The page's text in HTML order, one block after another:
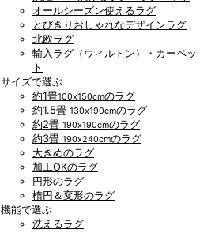
オールシーズン使えるラグ
とびきりおしゃれなデザインラグ
北欧ラグ
輸入ラグ（ウィルトン）・カーペッ
ト
サイズで選ぶ
約1畳100x150cmのラグ
約1.5畳 130x190cmのラグ
約2畳 190x190cmのラグ
約3畳 190x240cmのラグ
大きめのラグ
加工OKのラグ
円形のラグ
楕円＆変形のラグ
機能で選ぶ
洗えるラグ